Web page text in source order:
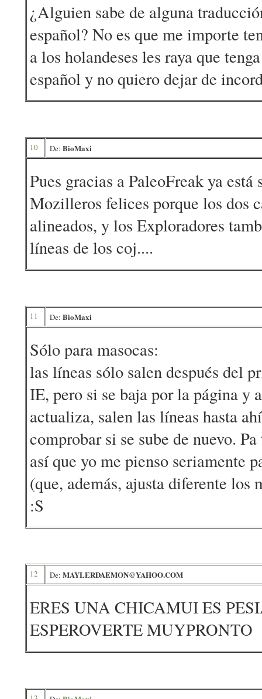
¿Alguien sabe de alguna
español? No es que me importe
a los holandeses les raya que
español y no quiero dejar de
10 De: BioMaxi
Pues gracias a PaleoFreak ya
Mozilleros felices porque los dos
alineados, y los Exploradores
líneas de los coj....
11 De: BioMaxi
Sólo para masocas:
las líneas sólo salen después del
IE, pero si se baja por la página y
actualiza, salen las líneas hasta
comprobar si se sube de nuevo.
así que yo me pienso seriamente
(que, además, ajusta diferente los
:S
12 De: MAYLERDAEMON@YAHOO.COM
ERES UNA CHICAMUI ES
ESPEROVERTE MUYPRONTO